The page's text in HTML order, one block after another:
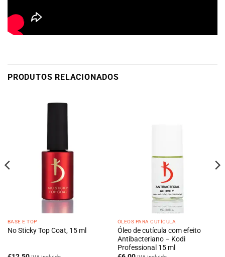
PRODUTOS RELACIONADOS
BASE E TOP
No Sticky Top Coat, 15 ml
ÓLEOS PARA CUTÍCULA
Óleo de cutícula com efeito
Antibacteriano – Kodi
Professional 15 ml